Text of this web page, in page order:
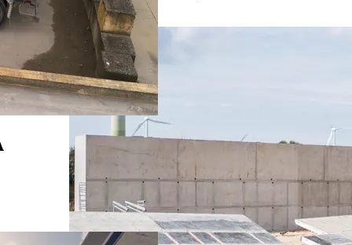
application Onsite.